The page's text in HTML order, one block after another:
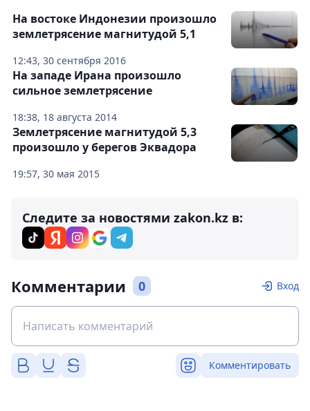
12:43, 30 сентября 2016
На востоке Индонезии произошло
землетрясение магнитудой 5,1
18:38, 18 августа 2014
На западе Ирана произошло
сильное землетрясение
19:57, 30 мая 2015
Землетрясение магнитудой 5,3
произошло у берегов Эквадора
Следите за новостями zakon.kz в:
Комментарии 0 Вход
Комментировать